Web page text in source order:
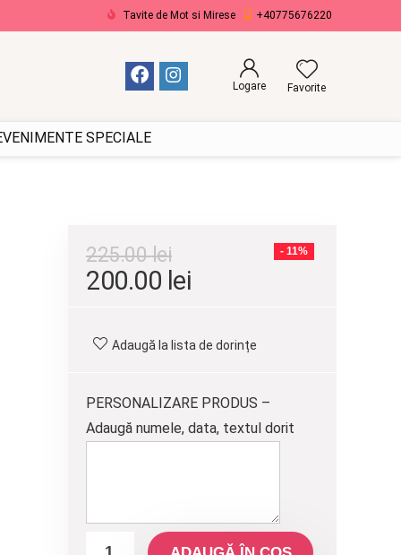
Tavite de Mot si Mirese +40775676220
Logare Favorite
SPECIALE
- 11%
225.00lei
Prețul
a
fost:
200.00 lei
200.00 lei.
Adaugă la lista de dorințe
PERSONALIZARE PRODUS –
Adaugă numele, data, textul dorit